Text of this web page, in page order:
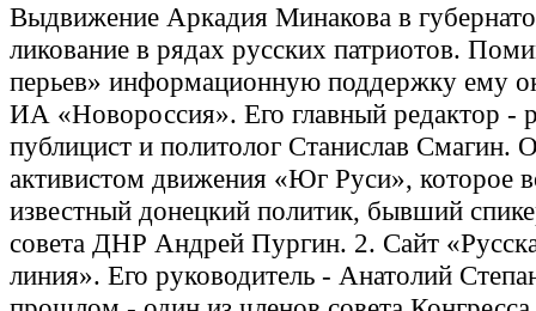
Выдвижение Аркадия Минакова в
ликование в рядах русских патриотов.
перьев» информационную поддержку ему
ИА «Новороссия». Его главный редактор -
публицист и политолог Станислав Смагин.
активистом движения «Юг Руси», которое
известный донецкий политик, бывший
совета ДНР Андрей Пургин. 2. Сайт
линия». Его руководитель - Анатолий